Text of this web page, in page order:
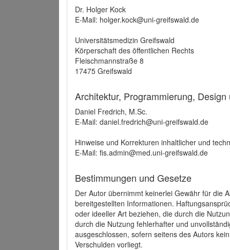
Dr. Holger Kock
E-Mail: holger.kock@uni-greifswald.de
Universitätsmedizin Greifswald
Körperschaft des öffentlichen Rechts
Fleischmannstraße 8
17475 Greifswald
Architektur, Programmierung,
Daniel Fredrich, M.Sc.
E-Mail: daniel.fredrich@uni-greifswald.de
Hinweise und Korrekturen inhaltlicher und
E-Mail: fis.admin@med.uni-greifswald.de
Bestimmungen und Gesetze
Der Autor übernimmt keinerlei Gewähr für die
bereitgestellten Informationen.
oder ideeller Art beziehen, die durch die
durch die Nutzung fehlerhafter und
ausgeschlossen, sofern seitens des Autors
Verschulden vorliegt.